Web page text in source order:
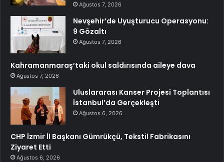
Ağustos 7, 2026
Nevşehir’de Uyuşturucu Operasyonu:
9 Gözaltı
Ağustos 7, 2026
Kahramanmaraş’taki okul saldırısında aileye dava
Ağustos 7, 2026
Uluslararası Kanser Projesi Toplantısı
İstanbul’da Gerçekleşti
Ağustos 6, 2026
CHP İzmir İl Başkanı Gümrükçü, Tekstil Fabrikasını
Ziyaret Etti
Ağustos 6, 2026